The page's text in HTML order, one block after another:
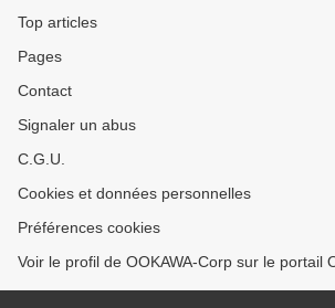
Top articles
Pages
Contact
Signaler un abus
C.G.U.
Cookies et données personnelles
Préférences cookies
Voir le profil de OOKAWA-Corp sur le portail